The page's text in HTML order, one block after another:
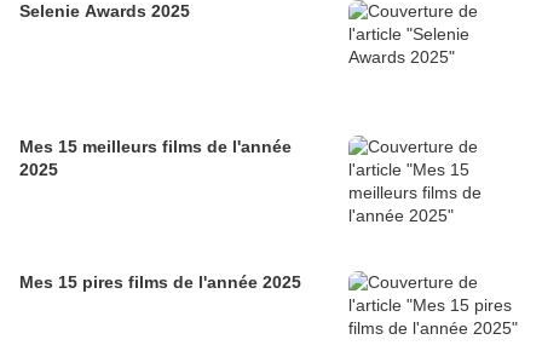
Selenie Awards 2025
Mes 15 meilleurs films de l'année
2025
Mes 15 pires films de l'année 2025